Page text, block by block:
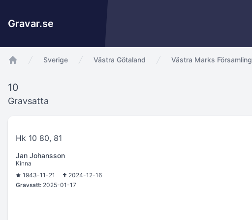
Gravar.se
Sverige Västra Götaland Västra Marks Församling
10
Gravsatta
Hk 10 80, 81
Jan Johansson
Kinna
1943-11-21
2024-12-16
Gravsatt: 2025-01-17